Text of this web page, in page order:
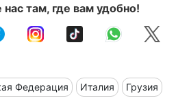
там, где вам удобно!
Федерация Италия Грузия